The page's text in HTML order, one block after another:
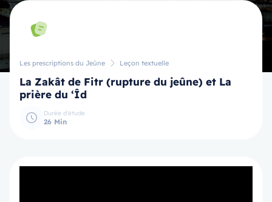
Les prescriptions du Jeûne Leçon textuelle
La Zakât de Fitr (rupture du jeûne) et La
prière du ‘Îd
Durée d'étude
26 Min